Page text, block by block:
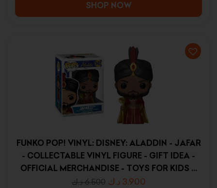
SHOP NOW
FUNKO POP! VINYL: DISNEY: ALADDIN - JAFAR
- COLLECTABLE VINYL FIGURE - GIFT IDEA -
OFFICIAL MERCHANDISE - TOYS FOR KIDS &
ADULTS - MOVIES FANS - MODEL FIGURE FOR
6.500 د.ك 3.900 د.ك